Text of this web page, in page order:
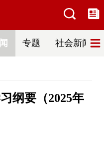
专题 社会新闻
纲要（2025年